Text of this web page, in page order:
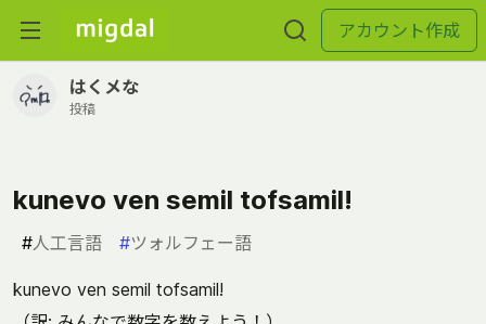
アカウント作成
はくメな
投稿
kunevo ven semil tofsamil!
#人工言語 #ツォルフェー語
kunevo ven semil tofsamil!